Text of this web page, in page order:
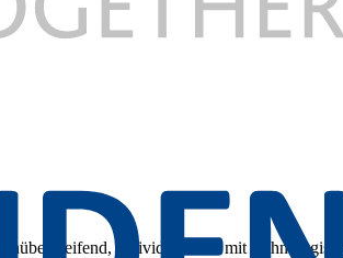
individuell und mit